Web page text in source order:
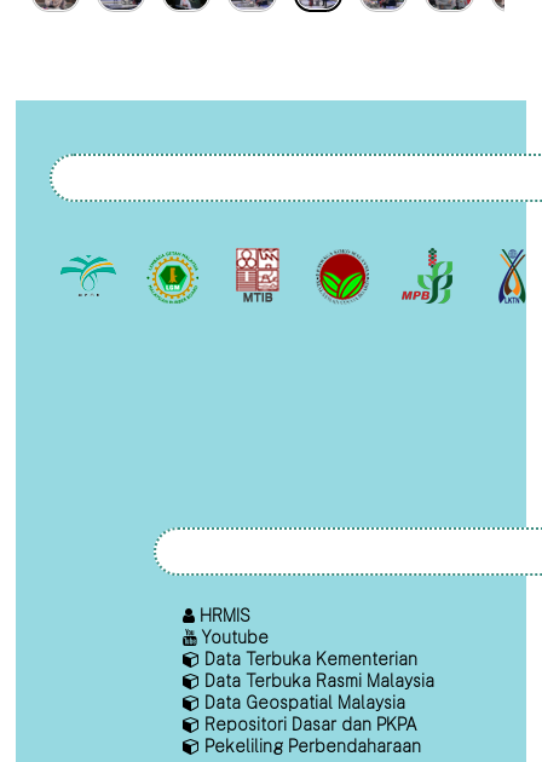
HRMIS
Youtube
Data Terbuka Kementerian
Data Terbuka Rasmi Malaysia
Data Geospatial Malaysia
Repositori Dasar dan PKPA
Pekeliling Perbendaharaan